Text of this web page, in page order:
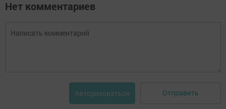
Нет комментариев
Авторизоваться Отправить